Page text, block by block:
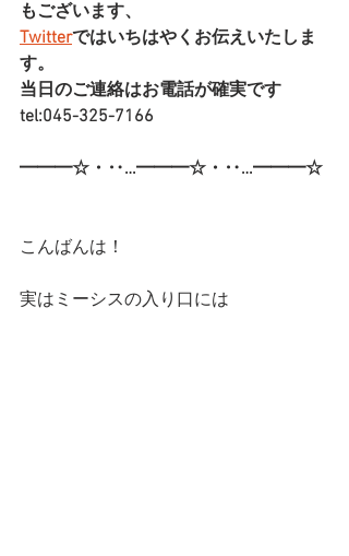
もございます、
Twitterではいちはやくお伝えいたしま
す。
当日のご連絡はお電話が確実です
tel:045-325-7166
━━━☆・‥…━━━☆・‥…━━━☆
こんばんは！
実はミーシスの入り口には